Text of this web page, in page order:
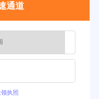
司选择哪个州比较好？
司要求？
通道
执照